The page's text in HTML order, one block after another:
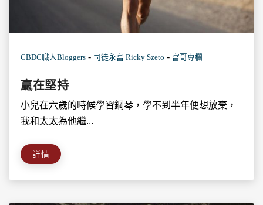
CBDC職人Bloggers - 司徒永富 Ricky Szeto - 富哥專欄
贏在堅持
小兒在六歲的時候學習鋼琴，學不到半年便想放棄，
我和太太為他繼...
詳情